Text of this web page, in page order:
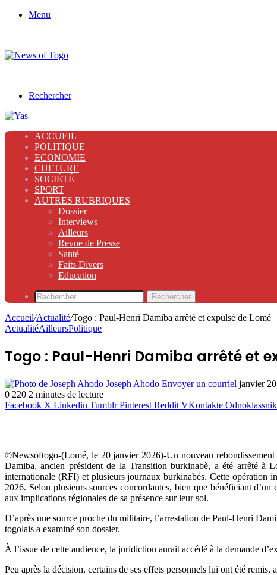
Menu
Rechercher
ACCUEIL
POLITIQUE
ECONOMIE
CULTURE
SOCIÉTÉ
SPORT
AUTRES RUBRIQUES
Dossier
Interviews
Ailleurs
Revue de Presse
Santé
Faits Divers
Education
Rechercher
Accueil/Actualité/Togo : Paul-Henri Damiba arrêté et expulsé de Lomé
ActualitéAilleursPolitique
Togo : Paul-Henri Damiba arrêté et
Joseph Ahodo Envoyer un courriel janvier
0 220 2 minutes de lecture
Facebook X Linkedin Tumblr Pinterest Reddit VKontakte
©Newsoftogo-(Lomé, le 20 janvier 2026)-Un nouveau
Damiba, ancien président de la Transition burkinabè, a été arrêté
internationale (RFI) et plusieurs journaux burkinabès. Cette opération
2026. Selon plusieurs sources concordantes, bien que bénéficiant
aux implications régionales de sa présence sur leur sol.
D’après une source proche du militaire, l’arrestation de Paul-Henri
togolais a examiné son dossier.
À l’issue de cette audience, la juridiction aurait accédé à la demande
Peu après la décision, certains de ses effets personnels lui ont été